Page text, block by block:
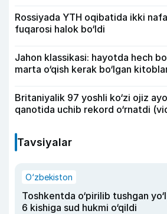
Rossiyada YTH oqibatida ikki
fuqarosi halok bo‘ldi
Jahon klassikasi: hayotda hech
marta o‘qish kerak bo‘lgan
Britaniyalik 97 yoshli ko‘zi ojiz
qanotida uchib rekord o‘rnatdi
Tavsiyalar
O‘zbekiston
Toshkentda o‘pirilib tushgan
6 kishiga sud hukmi o‘qildi